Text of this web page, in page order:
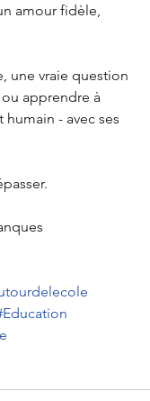
amour fidèle,
une vraie question
apprendre à
- avec ses